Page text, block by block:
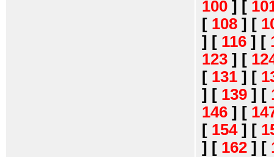
100 ] [
[ 108 ] [
] [ 116 ] [
123 ] [
[ 131 ] [
] [ 139 ] [
146 ] [
[ 154] [
] [ 162 ] [